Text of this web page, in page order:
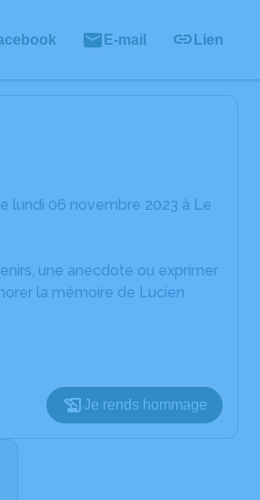
E-mail Lien
lundi 06 novembre 2023 à Le
une anecdote ou exprimer
la mémoire de Lucien
Je rends hommage